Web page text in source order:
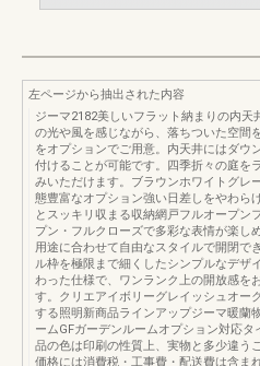
左ページから抽出された内容
ジーマ2182美しいフラット納まりの内天
の光や風を感じながら、落ちついた空間
をオプションでご用意。内天井にはダウ
付けることが可能です。四季折々の庭を
みいただけます。ブラウンホワイトグレ
態豊富なオプション強い日差しをやわら
とスッキリ収まる収納網戸フルオープン
プン・フルクローズで多彩な表情が楽し
用途に合わせて自由なスタイルで開閉で
ル枠を極限まで細くしたシンプルなデザ
わった仕様で、ワンランク上の開放感を
す。クリエアイボリーグレイッシュオー
する照明新商品ラインアップジーマ暖蘭
ームGFガーデンルームオプション対応
品の色は印刷の性質上、実物と多少違う
価格には消費税・工事費・配送費は含ま